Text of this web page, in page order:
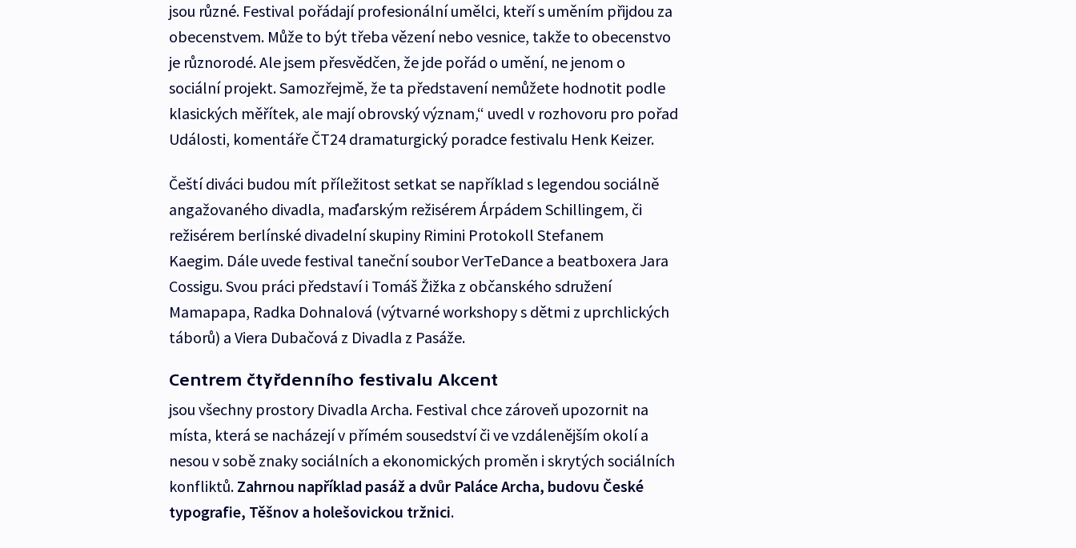
jsou různé. Festival pořádají profesionální umělci, kteří s uměním přijdou za
obecenstvem. Může to být třeba vězení nebo vesnice, takže to obecenstvo
je různorodé. Ale jsem přesvědčen, že jde pořád o umění, ne jenom o
sociální projekt. Samozřejmě, že ta představení nemůžete hodnotit podle
klasických měřítek, ale mají obrovský význam,“ uvedl v rozhovoru pro pořad
Události, komentáře ČT24 dramaturgický poradce festivalu Henk Keizer.
Čeští diváci budou mít příležitost setkat se například s legendou sociálně
angažovaného divadla, maďarským režisérem Árpádem Schillingem, či
režisérem berlínské divadelní skupiny Rimini Protokoll Stefanem
Kaegim. Dále uvede festival taneční soubor VerTeDance a beatboxera Jara
Cossigu. Svou práci představí i Tomáš Žižka z občanského sdružení
Mamapapa, Radka Dohnalová (výtvarné workshopy s dětmi z uprchlických
táborů) a Viera Dubačová z Divadla z Pasáže.
Centrem čtyřdenního festivalu Akcent
jsou všechny prostory Divadla Archa. Festival chce zároveň upozornit na
místa, která se nacházejí v přímém sousedství či ve vzdálenějším okolí a
nesou v sobě znaky sociálních a ekonomických proměn i skrytých sociálních
konfliktů. Zahrnou například pasáž a dvůr Paláce Archa, budovu České
typografie, Těšnov a holešovickou tržnici.